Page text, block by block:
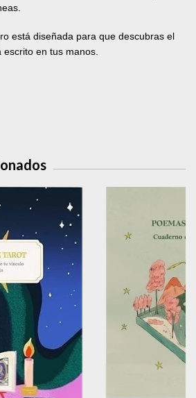
está diseñada para que descubras el
en tus manos.